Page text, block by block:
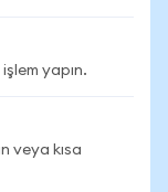
yapın.
veya kısa